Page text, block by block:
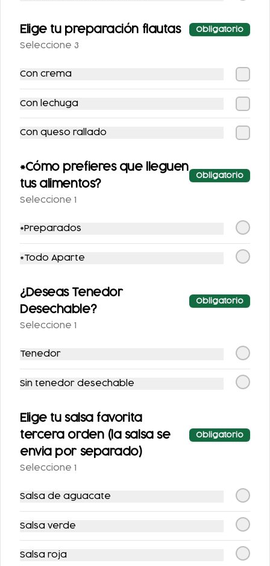
TACOS DE MACIZA
$100.00
TACOS DE SURTIDA
Bebidas
HORCHATA 500ML
$52.00
TAMARINDO 500ML
JUGO VERDE
$53.00
JUGO DE NARANJA
Elige tu preparación flautas Obligatorio
Seleccione 3
Con crema
Con lechuga
Con queso rallado
*Cómo prefieres que lleguen
tus alimentos?
Obligatorio
Seleccione 1
*Preparados
*Todo Aparte
¿Deseas Tenedor
Desechable?
Obligatorio
Seleccione 1
Tenedor
Sin tenedor desechable
Elige tu salsa favorita
tercera orden (la salsa se
envia por separado)
Obligatorio
Seleccione 1
Salsa de aguacate
Salsa verde
Salsa roja